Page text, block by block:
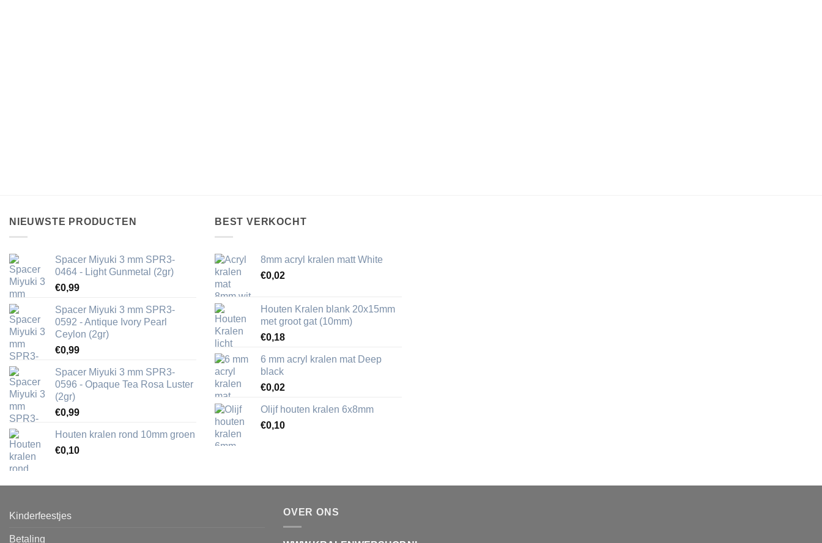
NIEUWSTE PRODUCTEN
Spacer Miyuki 3 mm SPR3-
0464 - Light Gunmetal (2gr)
€0,99
Spacer Miyuki 3 mm SPR3-
0592 - Antique Ivory Pearl
Ceylon (2gr)
€0,99
Spacer Miyuki 3 mm SPR3-
0596 - Opaque Tea Rosa Luster
(2gr)
€0,99
Houten kralen rond 10mm groen
€0,10
BEST VERKOCHT
8mm acryl kralen matt White
€0,02
Houten Kralen blank 20x15mm
met groot gat (10mm)
€0,18
6 mm acryl kralen mat Deep
black
€0,02
Olijf houten kralen 6x8mm
€0,10
Kinderfeestjes
Betaling
OVER ONS